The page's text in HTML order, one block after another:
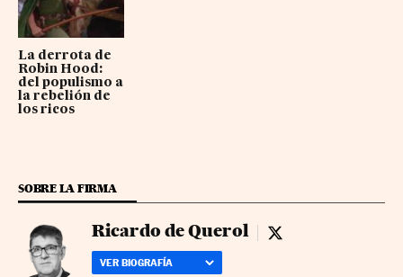
La derrota de
Robin Hood:
del populismo a
la rebelión de
los ricos
SOBRE LA FIRMA
Ricardo de Querol Ricardo de Querol
VER BIOGRAFÍA